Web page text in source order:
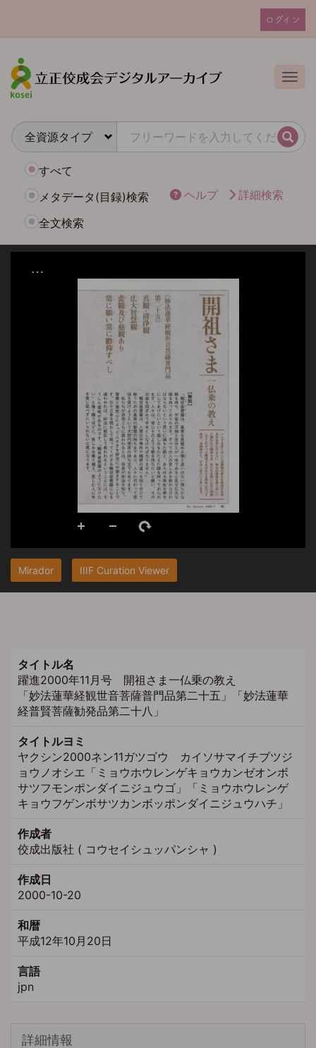
ン
テ
ン
ユ
カ
ウ
ト
ュ
ログイン
検索
すべて
メタデータ(目録)検索
全文検索
ヘルプ 詳細検索
Mirador IIIF Curation Viewer
タイトル名
躍進2000年11月号 開祖さま一仏乗の教え
「妙法蓮華経観世音菩薩普門品第二十五」「妙法蓮華
経普賢菩薩勧発品第二十八」
タイトルヨミ
ヤクシン2000ネン11ガツゴウ カイソサマイチブツジ
ョウノオシエ「ミョウホウレンゲキョウカンゼオンボ
サツフモンポンダイニジュウゴ」「ミョウホウレンゲ
キョウフゲンボサツカンボッポンダイニジュウハチ」
作成者
佼成出版社 ( コウセイシュッパンシャ )
作成日
2000-10-20
和暦
平成12年10月20日
言語
jpn
詳細情報